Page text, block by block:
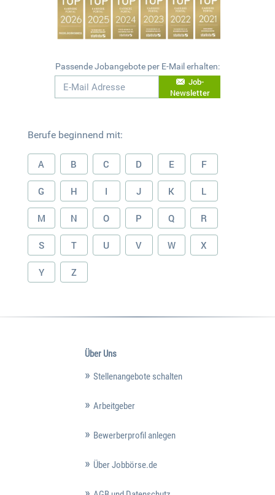
Passende Jobangebote per E-Mail erhalten:
Job-
Newsletter
Berufe beginnend mit:
A B C D E F
G H I J K L
M N O P Q R
S T U V W X
Y Z
Über Uns
Stellenangebote schalten
Arbeitgeber
Bewerberprofil anlegen
Über Jobbörse.de